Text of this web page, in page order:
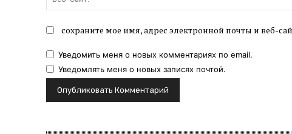
сохраните мое имя, адрес электронной почты и веб-
Уведомить меня о новых комментариях по email.
Уведомлять меня о новых записях почтой.